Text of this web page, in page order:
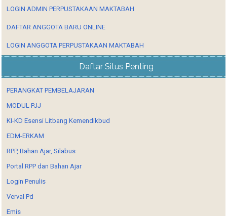
LOGIN ADMIN PERPUSTAKAAN MAKTABAH
DAFTAR ANGGOTA BARU ONLINE
LOGIN ANGGOTA PERPUSTAKAAN MAKTABAH
Daftar Situs Penting
PERANGKAT PEMBELAJARAN
MODUL PJJ
KI-KD Esensi Litbang Kemendikbud
EDM-ERKAM
RPP, Bahan Ajar, Silabus
Portal RPP dan Bahan Ajar
Login Penulis
Verval Pd
Emis